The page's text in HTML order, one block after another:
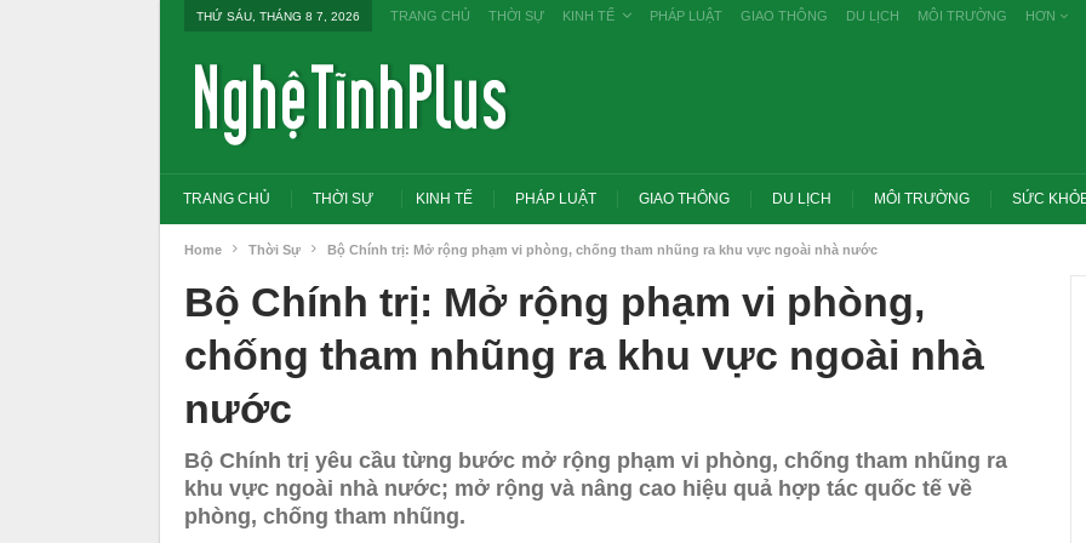
THỨ SÁU, THÁNG 8 7, 2026 TRANG CHỦ THỜI SỰ KINH TẾ PHÁP LUẬT GIAO THÔNG DU LỊCH MÔI TRƯỜNG HƠN
TRANG CHỦ THỜI SỰ KINH TẾ PHÁP LUẬT GIAO THÔNG DU LỊCH MÔI TRƯỜNG SỨC
Home Thời Sự Bộ Chính trị: Mở rộng phạm vi phòng, chống tham nhũng ra khu vực ngoài nhà nước
Bộ Chính trị: Mở rộng phạm vi phòng,
chống tham nhũng ra khu vực ngoài nhà
nước
Bộ Chính trị yêu cầu từng bước mở rộng phạm vi phòng, chống tham nhũng ra
khu vực ngoài nhà nước; mở rộng và nâng cao hiệu quả hợp tác quốc tế về
phòng, chống tham nhũng.
Tổng Bí thư, Chủ tịch nước yêu cầu thay
Thủ tướng: Xử lý nghiêm các vụ tiêu cực
Trang chủ -> Bất động sản Đề xuất đánh